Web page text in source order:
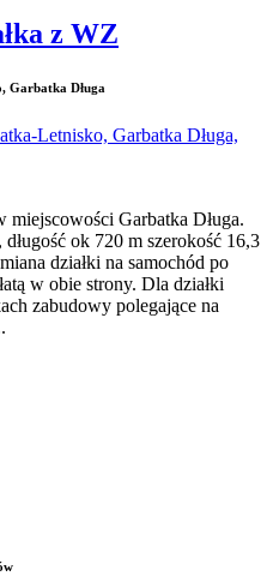
z WZ
Garbatka Długa
miejscowości Garbatka Długa.
ok 720 m szerokość 16,3
działki na samochód po
w obie strony. Dla działki
zabudowy polegające na